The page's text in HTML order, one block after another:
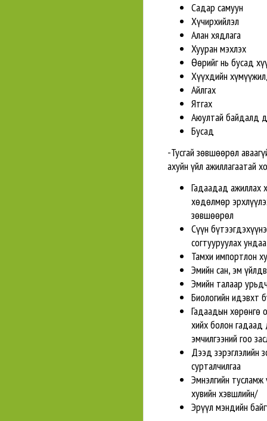
Садар самуун
Хүчирхийлэл
Алан хядлага
Хууран мэхлэх
Өөрийг нь бусад
Хүүхдийн
Айлгах
Ятгах
Аюултай байдалд
Бусад
-Тусгай зөвшөөрөл
ахуйн үйл ажиллагаатай
Гадаадад ажиллах
хөдөлмөр
зөвшөөрөл
Сүүн
согтууруулах
Тамхи импортлон
Эмийн сан, эм
Эмийн талаар
Биологийн идэвхт
Гадаадын хөрөнгө
хийх болон гадаад
эмчилгээний гоо
Дээд зэрэглэлийн
сурталчилгаа
Эмнэлгийн
хувийн хэвшлийн/
Эрүүл мэндийн